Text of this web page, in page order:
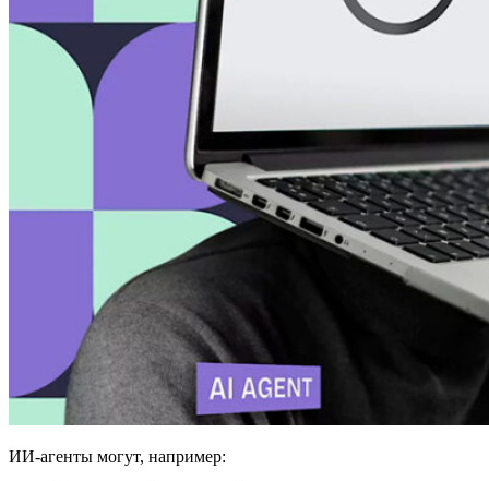
ИИ-агенты могут, например: